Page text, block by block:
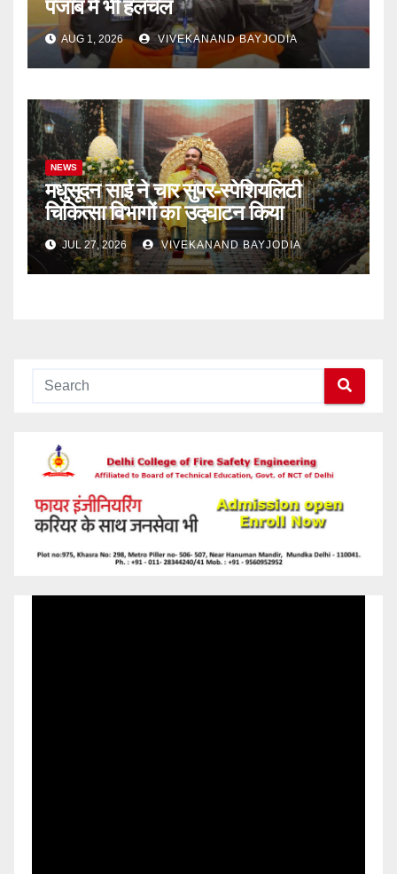
पंजाब में भी हलचल
AUG 1, 2026 VIVEKANAND BAYJODIA
NEWS
मधुसूदन साई ने चार सुपर-स्पेशियलिटी
चिकित्सा विभागों का उद्घाटन किया
JUL 27, 2026 VIVEKANAND BAYJODIA